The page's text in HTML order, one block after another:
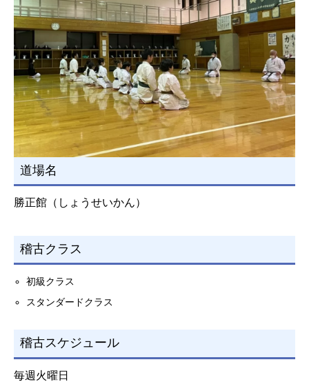
道場名
勝正館（しょうせいかん）
稽古クラス
初級クラス
スタンダードクラス
稽古スケジュール
毎週火曜日